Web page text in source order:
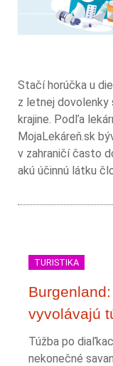
Stačí horúčka u
z letnej dovolenky
krajine. Podľa
MojaLekáreň.sk
v zahraničí často
akú účinnú látku
TURISTIKA
vyvolávajú
Túžba po
nekonečné